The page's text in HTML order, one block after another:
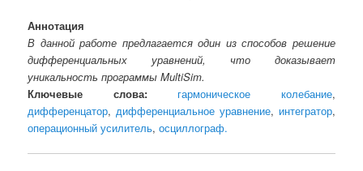
Аннотация
В данной работе предлагается один из способов решение
дифференциальных уравнений, что доказывает
уникальность программы MultiSim.
Ключевые слова:
гармоническое колебание,
дифференцатор,дифференциальное уравнение, интегратор,
операционный усилитель,осциллограф.